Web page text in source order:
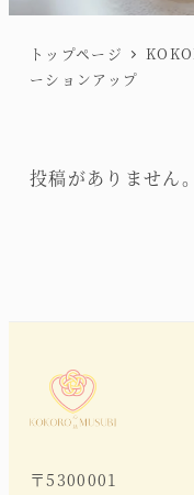
トップページ
ーションアップ
投稿がありません。
〒5300001